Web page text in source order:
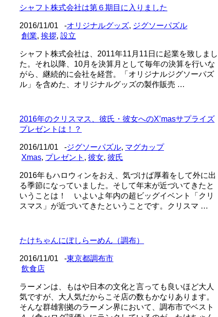
シャフト株式会社は第６期目に入りました
2016/11/01 -オリジナルグッズ, ジグソーパズル
創業, 挨拶, 設立
シャフト株式会社は、2011年11月11日に起業を致しまし
た。それ以降、10月を決算月として毎年の決算を行いな
がら、継続的に会社を経営。「オリジナルジグソーパズ
ル」を含めた、オリジナルグッズの製作販売 …
2016年のクリスマス、彼氏・彼女へのX’masサプライズ
プレゼントは！？
2016/11/01 -ジグソーパズル, マグカップ
Xmas, プレゼント , 彼女, 彼氏
2016年もハロウィンをおえ、気づけば厚着をして外に出
る季節になっていました。そして年末が近づいてきたと
いうことは！ いよいよ年内の超ビッグイベント「クリ
スマス」が近づいてきたということです。クリスマ …
たけちゃんにぼしらーめん（調布）
2016/11/01 -東京都調布市
飲食店
ラーメンは、もはや日本の文化と言っても良いほど大人
気ですが、大人気だからこそ店の数もかなりあります。
そんな群雄割拠のラーメン界において、調布市でベスト